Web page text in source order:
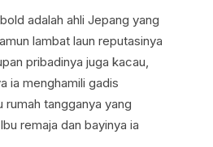
adalah ahli Jepang yang
lambat laun reputasinya
pribadinya juga kacau,
ia menghamili gadis
tangganya yang
remaja dan bayinya ia